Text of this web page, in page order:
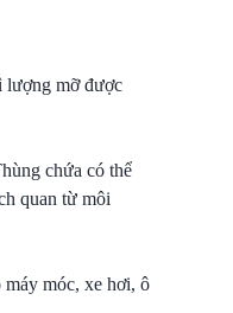
lượng mỡ được
chứa có thể
quan từ môi
móc, xe hơi, ô